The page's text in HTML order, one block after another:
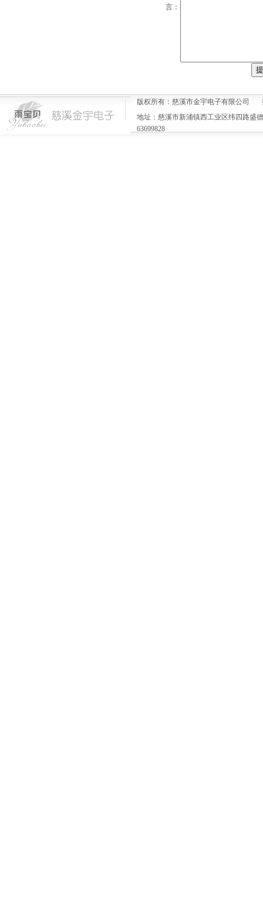
言：
版权所有：慈溪市金宇电子有限公司
地址：慈溪市新浦镇西工业区纬四路
63699828